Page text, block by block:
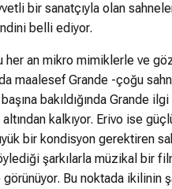
bir sanatçıyla olan
belli ediyor.
her an mikro mimiklerle ve
maalesef Grande -çoğu
bakıldığında Grande
kalkıyor. Erivo ise
bir kondisyon gerektiren
şarkılarla müzikal bir
Bu noktada ikilinin